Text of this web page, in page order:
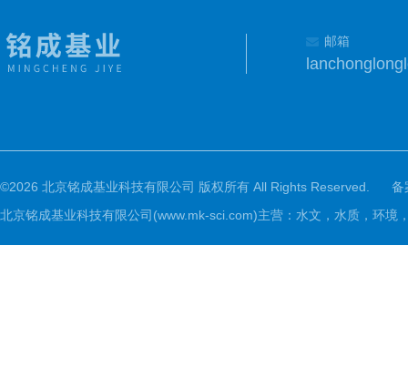
邮箱
©2026 北京铭成基业科技有限公司 版权所有 All Rights Reserved.
备
北京铭成基业科技有限公司(www.mk-sci.com)主营：水文，水质，环境